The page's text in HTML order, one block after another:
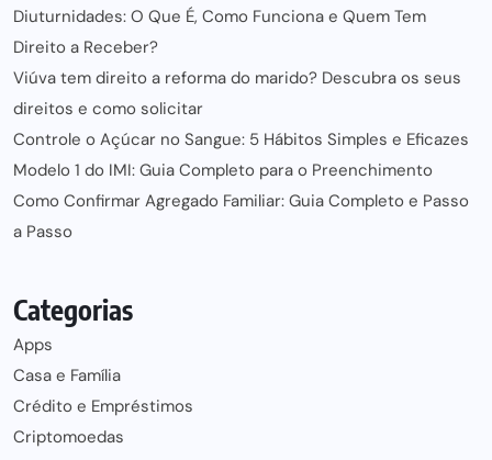
Diuturnidades: O Que É, Como Funciona e Quem Tem
Direito a Receber?
Viúva tem direito a reforma do marido? Descubra os seus
direitos e como solicitar
Controle o Açúcar no Sangue: 5 Hábitos Simples e Eficazes
Modelo 1 do IMI: Guia Completo para o Preenchimento
Como Confirmar Agregado Familiar: Guia Completo e Passo
a Passo
Categorias
Apps
Casa e Família
Crédito e Empréstimos
Criptomoedas